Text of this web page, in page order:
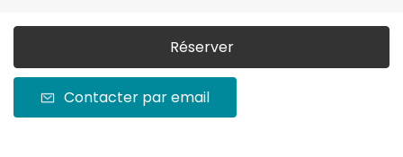
Réserver
Contacter par email